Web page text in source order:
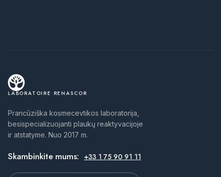
LABORATOIRE RENASCOR
Prancūziška kosmecevtikos laboratorija,
besispecializuojanti plaukų reaktyvacijoje
ir atstatyme. Nuo 2017 m.
Skambinkite mums: +33 1 75 90 91 11